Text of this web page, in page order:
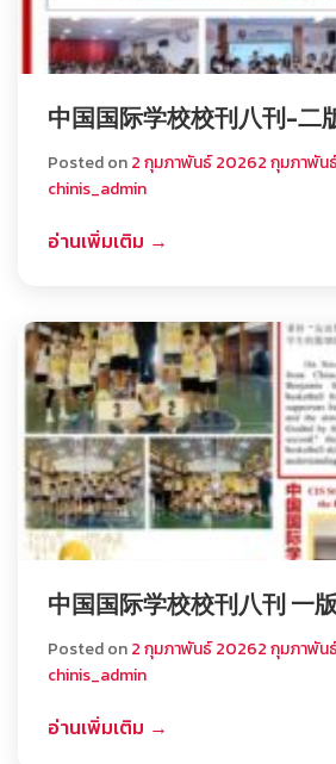
中国国际学校校刊八刊-二
Posted on2 กุมภาพันธ์ 20262 กุมภาพัน
chinis_admin
อ่านเพิ่มเติม →
中国国际学校校刊八刊 一
Posted on2 กุมภาพันธ์ 20262 กุมภาพัน
chinis_admin
อ่านเพิ่มเติม →